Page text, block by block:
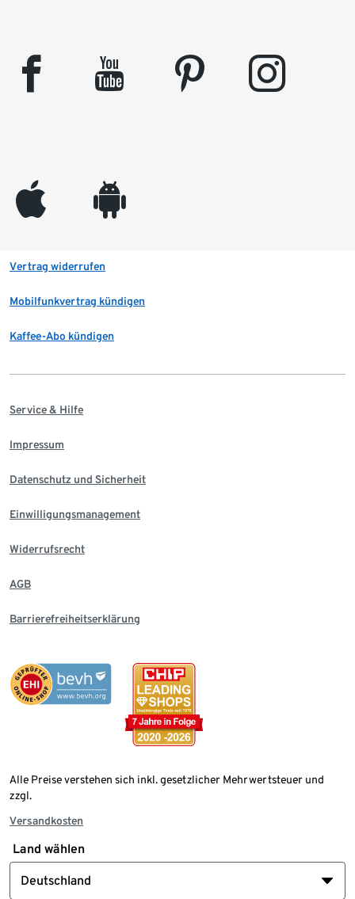
facebook youtube pinterest instagram
appleinc android
Vertrag widerrufen
Mobilfunkvertrag kündigen
Kaffee-Abo kündigen
Service & Hilfe
Impressum
Datenschutz und Sicherheit
Einwilligungsmanagement
Widerrufsrecht
AGB
Barrierefreiheitserklärung
Alle Preise verstehen sich inkl. gesetzlicher Mehrwertsteuer und
zzgl.
Versandkosten
Land wählen
Deutschland